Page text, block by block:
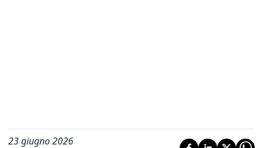
23 giugno 2026